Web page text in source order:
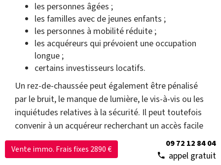
les personnes âgées ;
les familles avec de jeunes enfants ;
les personnes à mobilité réduite ;
les acquéreurs qui prévoient une occupation
longue ;
certains investisseurs locatifs.
Un rez-de-chaussée peut également être pénalisé
par le bruit, le manque de lumière, le vis-à-vis ou les
inquiétudes relatives à la sécurité. Il peut toutefois
convenir à un acquéreur recherchant un accès facile
ou un espace extérieur.
Il n’existe donc pas de décote nationale unique
Vente immo. Frais fixes 2890 €
09 72 12 84 04
appel gratuit